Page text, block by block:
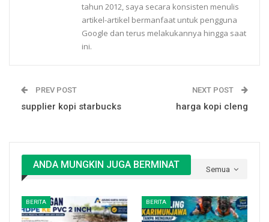
tahun 2012, saya secara konsisten menulis
artikel-artikel bermanfaat untuk pengguna
Google dan terus melakukannya hingga saat
ini.
PREV POST
supplier kopi starbucks
NEXT POST
harga kopi cleng
Semua
ANDA MUNGKIN JUGA BERMINAT
BERITA BERITA